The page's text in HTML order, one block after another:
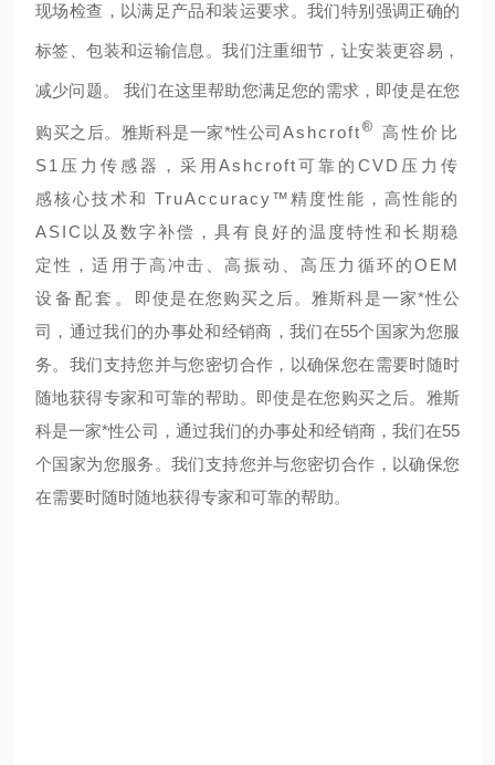
现场检查，以满足产品和装运要求。我们特别强调正确的
标签、包装和运输信息。我们注重细节，让安装更容易，
减少问题。 我们在这里帮助您满足您的需求， 即使是在您
购买之后。雅斯科是一家*性公司Ashcroft ® 高性价比
S1压力传感器，采用Ashcroft可靠的CVD压力传
感核心技术和 TruAccuracy™精度性能，高性能的
ASIC以及数字补偿，具有良好的温度特性和长期稳
定性，适用于高冲击、高振动、高压力循环的OEM
设备配套。 即使是在您购买之后。雅斯科是一家*性公
司，通过我们的办事处和经销商，我们在55个国家为您服
务。我们支持您并与您密切合作，以确保您在需要时随时
随地获得专家和可靠的帮助。 即使是在您购买之后。雅斯
科是一家*性公司，通过我们的办事处和经销商，我们在55
个国家为您服务。我们支持您并与您密切合作，以确保您
在需要时随时随地获得专家和可靠的帮助。